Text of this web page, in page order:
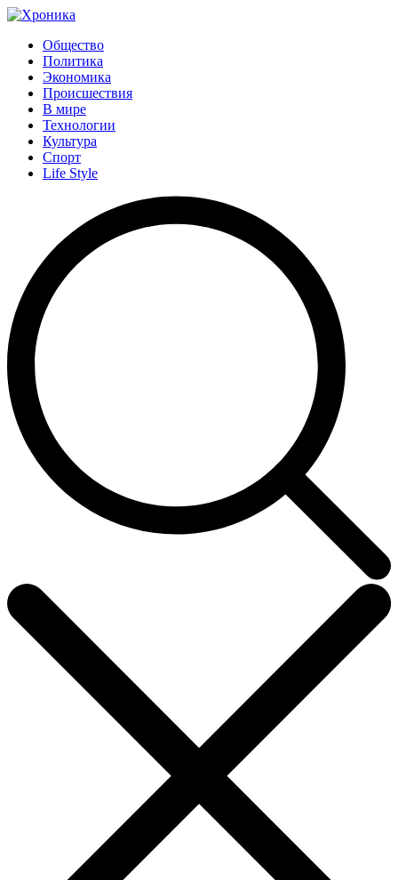
Общество
Политика
Экономика
Происшествия
В мире
Технологии
Культура
Спорт
Life Style